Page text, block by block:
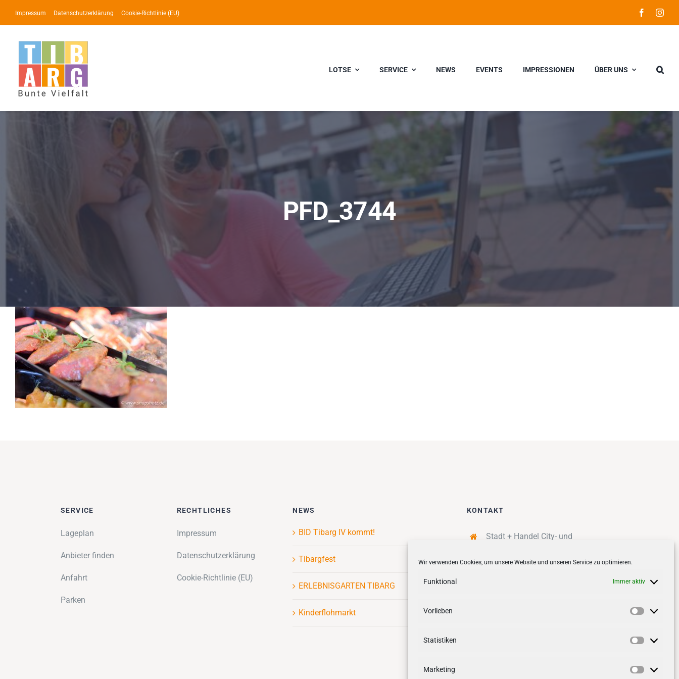
Wir verwenden Cookies, um unsere Website und unseren Service zu optimieren.
Funktional Immer aktiv
Vorlieben
Statistiken
Marketing
Inhalt
springen
Impressum Datenschutzerklärung Cookie-Richtlinie (EU)
LOTSE SERVICE NEWS EVENTS IMPRESSIONEN ÜBER UNS
PFD_3744
SERVICE
Lageplan
Anbieter finden
Anfahrt
Parken
RECHTLICHES
Impressum
Datenschutzerklärung
Cookie-Richtlinie (EU)
NEWS
BID Tibarg IV kommt!
Tibargfest
ERLEBNISGARTEN TIBARG
Kinderflohmarkt
KONTAKT
Stadt + Handel City- und
Quartiersmanagement